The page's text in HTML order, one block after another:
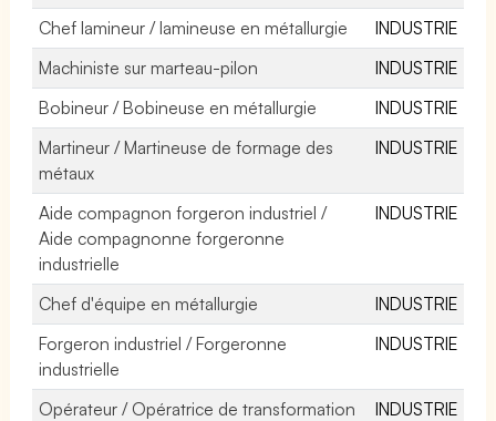
Chef lamineur / lamineuse en métallurgie
INDUSTRIE
Machiniste sur marteau-pilon
INDUSTRIE
Bobineur / Bobineuse en métallurgie
INDUSTRIE
Martineur / Martineuse de formage des
métaux
INDUSTRIE
Aide compagnon forgeron industriel /
Aide compagnonne forgeronne
industrielle
INDUSTRIE
Chef d'équipe en métallurgie
INDUSTRIE
Forgeron industriel / Forgeronne
industrielle
INDUSTRIE
Opérateur / Opératrice de transformation
INDUSTRIE